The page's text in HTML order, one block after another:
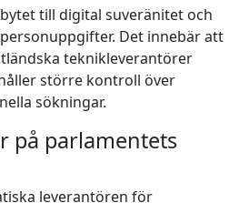
till digital suveränitet och
Det innebär att
teknikleverantörer
större kontroll över
sökningar.
på parlamentets
leverantören för